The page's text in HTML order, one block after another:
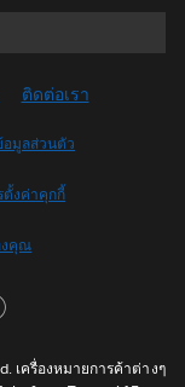
ติดต่อเรา
มูลส่วนตัว
ตั้งค่าคุกกี้
งคุณ
เครื่องหมายการค้าต่างๆ